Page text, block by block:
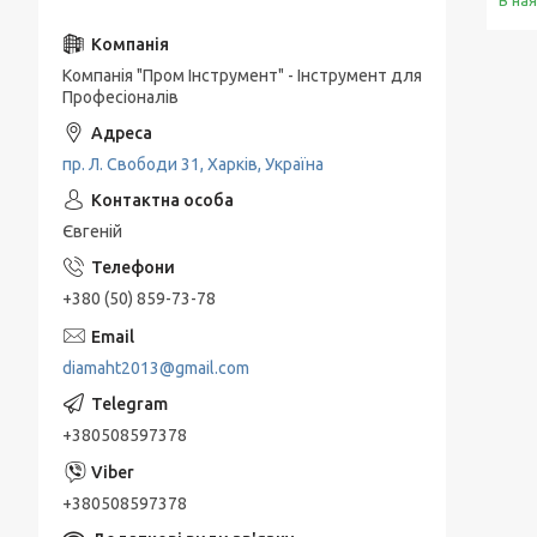
Компанія "Пром Інструмент" - Інструмент для
Професіоналів
пр. Л. Свободи 31, Харків, Україна
Євгеній
+380 (50) 859-73-78
diamaht2013@gmail.com
+380508597378
+380508597378